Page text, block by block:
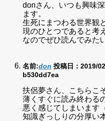
donさん、いつも興味
ます。
生死にまつわる世界観
現のひとつであると考
なのでぜひ読んでみた
名前:don 投稿日：2019/
b530dd7ea
扶侶夢さん、こちらこ
薄くすぐに読み終わる
悪く感じてしまいます
知識ぎっしりの分厚い